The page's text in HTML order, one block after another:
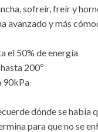
sofreír, freír y
avanzado y más
el 50% de energía
200º
90kPa
dónde se había
para que no se